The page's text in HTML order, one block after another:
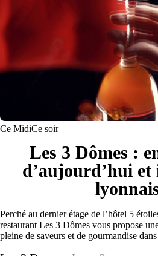
Ce MidiCe soir
Les 3 Dômes :
d’aujourd’hui
Perché au dernier étage de l’hôtel 5
restaurant Les 3 Dômes vous propose
pleine de saveurs et de gourmandise